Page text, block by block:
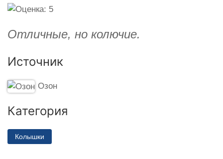
Отличные, но колючие.
Источник
Озон
Категория
Колышки